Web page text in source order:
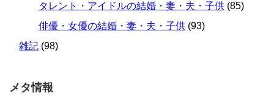
タレント・アイドルの結婚・妻・夫・子供 (85)
俳優・女優の結婚・妻・夫・子供 (93)
雑記 (98)
メタ情報